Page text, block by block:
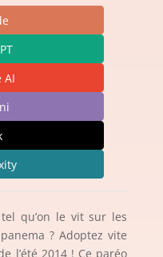
AI
qu’on le vit sur les
? Adoptez vite
l’été 2014 ! Ce paréo